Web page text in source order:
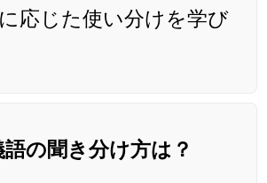
応じた使い分けを学び
の聞き分け方は？